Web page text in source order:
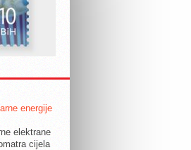
energije
elektrane
cijela